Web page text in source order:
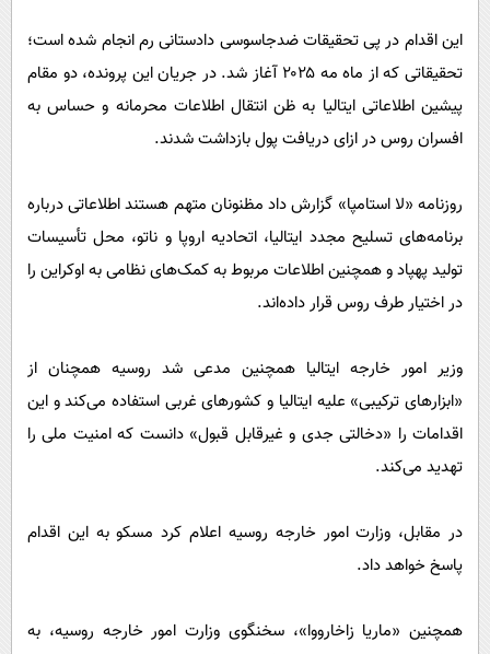
این اقدام در پی تحقیقات ضدجاسوسی دادستانی رم انجام شده است؛
تحقیقاتی که از ماه مه ۲۰۲۵ آغاز شد. در جریان این پرونده، دو مقام
پیشین اطلاعاتی ایتالیا به ظن انتقال اطلاعات محرمانه و حساس به
افسران روس در ازای دریافت پول بازداشت شدند.
روزنامه «لا استامپا» گزارش داد مظنونان متهم هستند اطلاعاتی درباره
برنامه‌های تسلیح مجدد ایتالیا، اتحادیه اروپا و ناتو، محل تأسیسات
تولید پهپاد و همچنین اطلاعات مربوط به کمک‌های نظامی به اوکراین را
در اختیار طرف روس قرار داده‌اند.
وزیر امور خارجه ایتالیا همچنین مدعی شد روسیه همچنان از
«ابزارهای ترکیبی» علیه ایتالیا و کشورهای غربی استفاده می‌کند و این
اقدامات را «دخالتی جدی و غیرقابل قبول» دانست که امنیت ملی را
تهدید می‌کند.
در مقابل، وزارت امور خارجه روسیه اعلام کرد مسکو به این اقدام
پاسخ خواهد داد.
همچنین «ماریا زاخارووا»، سخنگوی وزارت امور خارجه روسیه، به